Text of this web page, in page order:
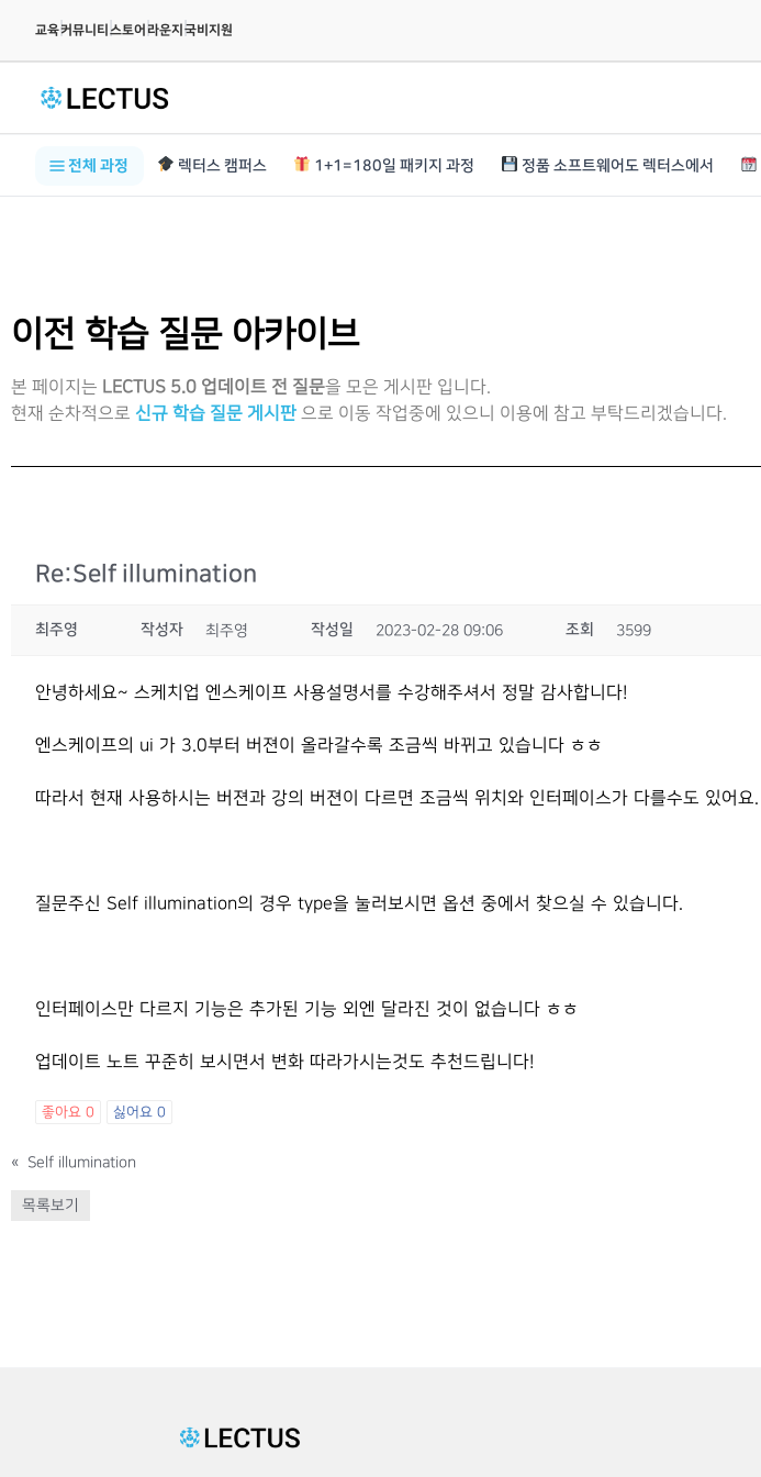
교육|커뮤니티 |스토어 |라운지 |국비지원
전체 과정 렉터스 캠퍼스 1+1=180일 패키지 과정 정품 소프트웨어도 렉터스에서
이전 학습 질문 아카이브
본 페이지는 LECTUS 5.0 업데이트 전 질문을 모은 게시판 입니다.
현재 순차적으로 신규 학습 질문 게시판 으로 이동 작업중에 있으니 이용에 참고 부탁드리겠습니다.
Re:Self illumination
최주영 작성자 최주영 작성일 2023-02-28 09:06 조회 3599
안녕하세요~ 스케치업 엔스케이프 사용설명서를 수강해주셔서 정말 감사합니다!
엔스케이프의 ui 가 3.0부터 버젼이 올라갈수록 조금씩 바뀌고 있습니다 ㅎㅎ
따라서 현재 사용하시는 버젼과 강의 버젼이 다르면 조금씩 위치와 인터페이스가 다를수도 있어요.
질문주신 Self illumination의 경우 type을 눌러보시면 옵션 중에서 찾으실 수 있습니다.
인터페이스만 다르지 기능은 추가된 기능 외엔 달라진 것이 없습니다 ㅎㅎ
업데이트 노트 꾸준히 보시면서 변화 따라가시는것도 추천드립니다!
좋아요 0 싫어요 0
« Self illumination
목록보기